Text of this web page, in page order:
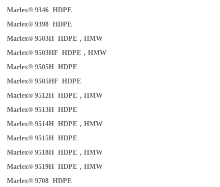
Marlex® 9346 HDPE
Marlex® 9398 HDPE
Marlex® 9503H HDPE ，HMW
Marlex® 9503HF HDPE ，HMW
Marlex® 9505H HDPE
Marlex® 9505HF HDPE
Marlex® 9512H HDPE ，HMW
Marlex® 9513H HDPE
Marlex® 9514H HDPE ，HMW
Marlex® 9515H HDPE
Marlex® 9518H HDPE ，HMW
Marlex® 9519H HDPE ，HMW
Marlex® 9708 HDPE